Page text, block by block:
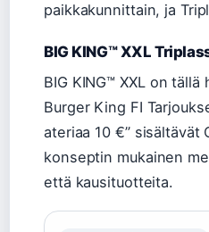
paikkakunnittain, ja
BIG KING™ XXL
BIG KING™ XXL on
Burger King FI
ateriaa 10 €” sisältävät
konseptin mukainen
että kausituotteita.